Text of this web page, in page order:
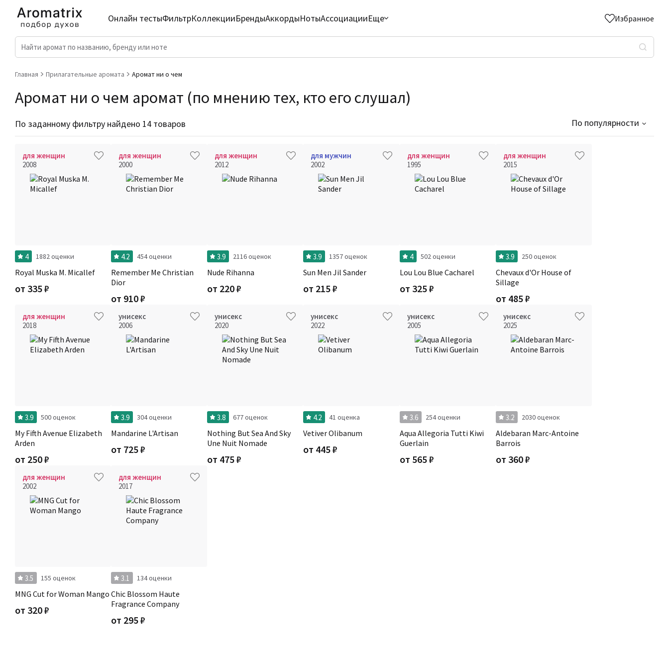
Онлайн тестыФильтрКоллекцииБрендыАккордыНотыАссоциацииЕще Избранное
Главная Прилагательные аромата Аромат ни о чем
Аромат ни о чем аромат (по мнению тех, кто его слушал)
По заданному фильтру найдено 14 товаров По популярности
для женщин
2008
4 1882 оценки
Royal Muska M. Micallef
от 335₽
для женщин
2000
4.2 454 оценки
Remember Me Christian
Dior
от 910₽
для женщин
2012
3.9 2116 оценок
Nude Rihanna
от 220₽
для мужчин
2002
3.9 1357 оценок
Sun Men Jil Sander
от 215₽
для женщин
1995
4 502 оценки
Lou Lou Blue Cacharel
от 325₽
для женщин
2015
3.9 250 оценок
Chevaux d'Or House of
Sillage
от 485₽
для женщин
2018
3.9 500 оценок
My Fifth Avenue Elizabeth
Arden
от 250₽
унисекс
2006
3.9 304 оценки
Mandarine L'Artisan
от 725₽
унисекс
2020
3.8 677 оценок
Nothing But Sea And Sky
Une Nuit Nomade
от 475₽
унисекс
2022
4.2 41 оценка
Vetiver Olibanum
от 445₽
унисекс
2005
3.6 254 оценки
Aqua Allegoria Tutti Kiwi
Guerlain
от 565₽
унисекс
2025
3.2 2030 оценок
Aldebaran Marc-Antoine
Barrois
от 360₽
для женщин
2002
3.5 155 оценок
MNG Cut for Woman Mango
от 320₽
для женщин
2017
3.1 134 оценки
Chic Blossom Haute
Fragrance Company
от 295₽